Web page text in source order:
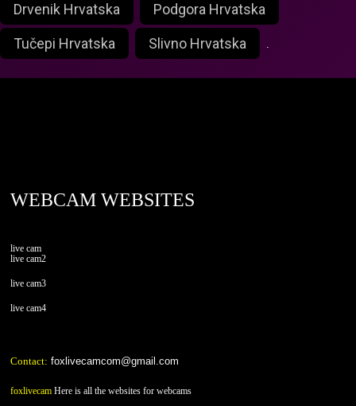
Drvenik Hrvatska Podgora Hrvatska
Tučepi Hrvatska Slivno Hrvatska .
WEBCAM WEBSITES
live cam
live cam2
live cam3
live cam4
Contact: foxlivecamcom@gmail.com
foxlivecam Here is all the websites for webcams